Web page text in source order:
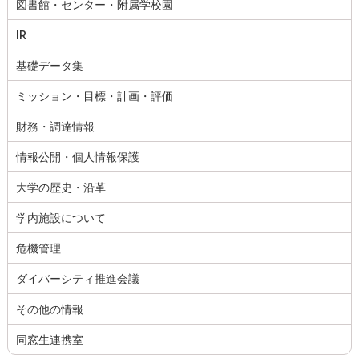
図書館・センター・附属学校園
IR
基礎データ集
ミッション・目標・計画・評価
財務・調達情報
情報公開・個人情報保護
大学の歴史・沿革
学内施設について
危機管理
ダイバーシティ推進会議
その他の情報
同窓生連携室